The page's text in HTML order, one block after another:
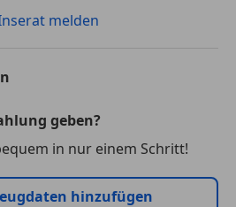
melden
geben?
in nur einem Schritt!
hinzufügen